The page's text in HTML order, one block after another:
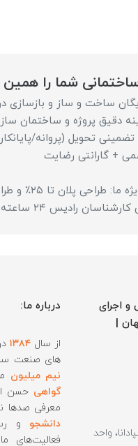
شما را
ساخت و ساز و بازسازی
دقیق پروژه و ساختمان
تحویل (پروانه/
+ گارانتی رضایت
تا ۲۵٪ و طراحی رایگان در صورت اجرای پروژه
۲۴ ساعته (واتساپ): 09911905400
اجرای
|
واحد
درباره ما:
از سال ۱۳۸۴
های صنعت
نیم میلیون
گواهی حسن
معرفی صدها
دانشجو و
فعالیت‌های